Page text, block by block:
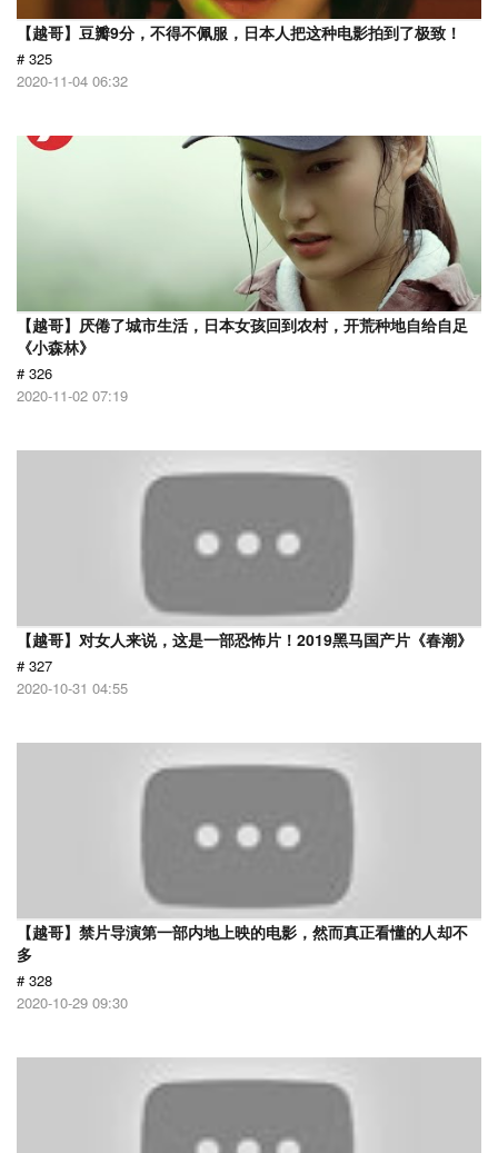
【越哥】豆瓣9分，不得不佩服，日本人把这种电影拍到了极致！
# 325
2020-11-04 06:32
【越哥】厌倦了城市生活，日本女孩回到农村，开荒种地自给自足
《小森林》
# 326
2020-11-02 07:19
【越哥】对女人来说，这是一部恐怖片！2019黑马国产片《春潮》
# 327
2020-10-31 04:55
【越哥】禁片导演第一部内地上映的电影，然而真正看懂的人却不
多
# 328
2020-10-29 09:30